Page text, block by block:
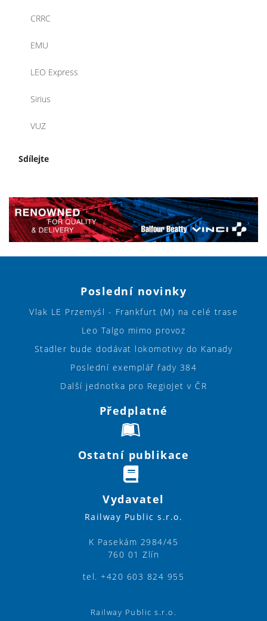
CRRC
EMU
LEO Express
Sirius
VUZ
Sdílejte
Poslední novinky
Vlak LE Przemyśl - Frankfurt (M) na celé trase
Leo Talgo mimo provoz
Stadler bude dodávat lokomotivy do Kanady
Poslední exemplář řady 384
Další jednotka pro RegioJet v ČR
Předplatné
Ostatní publikace
Vydavatel
Railway Public s.r.o.
K Pasekám 2984/45
760 01 Zlín
tel. +420 603 824 955
Railway Public s.r.o.